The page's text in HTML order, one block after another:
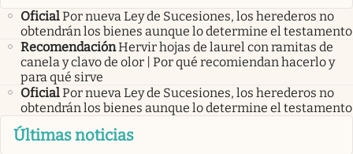
OficialPor nueva Ley de Sucesiones, los herederos no
obtendrán los bienes aunque lo determine el testamento
RecomendaciónHervir hojas de laurel con ramitas de
canela y clavo de olor | Por qué recomiendan hacerlo y
para qué sirve
OficialPor nueva Ley de Sucesiones, los herederos no
obtendrán los bienes aunque lo determine el testamento
Últimas noticias